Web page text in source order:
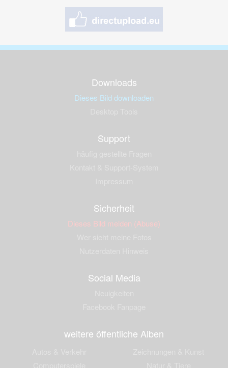
Downloads
Dieses Bild downloaden
Support
Sicherheit
Dieses Bild melden (Abuse)
Social Media
weitere öffentliche Alben